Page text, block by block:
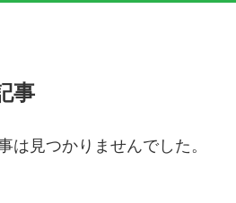
事
は見つかりませんでした。